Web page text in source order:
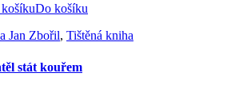
Do košíku
Jan Zbořil, Tištěná kniha
stát kouřem